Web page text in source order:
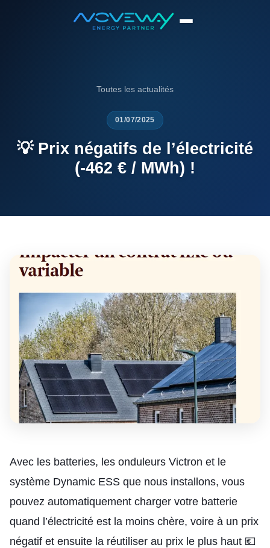
Toutes les actualités
01/07/2025
💡 Prix négatifs de l’électricité
(-462 € / MWh) !
Avec les batteries, les onduleurs Victron et le
système Dynamic ESS que nous installons, vous
pouvez automatiquement charger votre batterie
quand l’électricité est la moins chère, voire à un prix
négatif et ensuite la réutiliser au prix le plus haut 💶